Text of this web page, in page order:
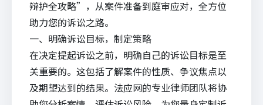
辩护全攻略”，从案件准备到庭审应对，全方位
助力您的诉讼之路。
一、明确诉讼目标，制定策略
在决定提起诉讼之前，明确自己的诉讼目标是至
关重要的。这包括了解案件的性质、争议焦点以
及期望达到的结果。 法应网的专业律师团队将协